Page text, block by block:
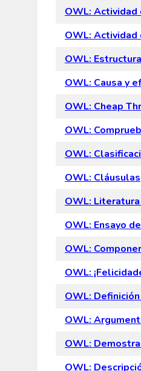
OWL:
OWL: Actividad
OWL:
OWL: Causa y
OWL: Cheap
OWL:
OWL:
OWL: Cláusulas
OWL:
OWL: Ensayo
OWL: Componer
OWL:
OWL:
OWL:
OWL:
OWL: